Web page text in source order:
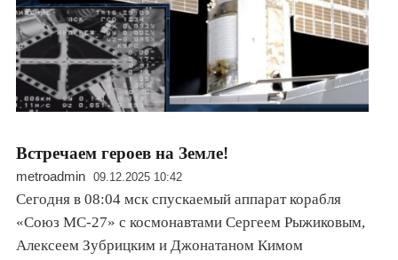
Встречаем героев на Земле!
metroadmin 09.12.2025 10:42
Сегодня в 08:04 мск спускаемый аппарат корабля
«Союз МС-27» с космонавтами Сергеем Рыжиковым,
Алексеем Зубрицким и Джонатаном Кимом